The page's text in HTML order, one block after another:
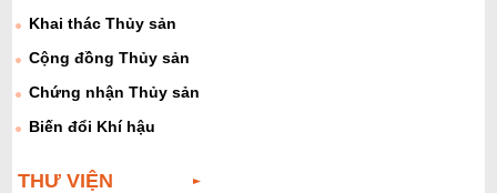
Khai thác Thủy sản
Cộng đồng Thủy sản
Chứng nhận Thủy sản
Biến đổi Khí hậu
THƯ VIỆN